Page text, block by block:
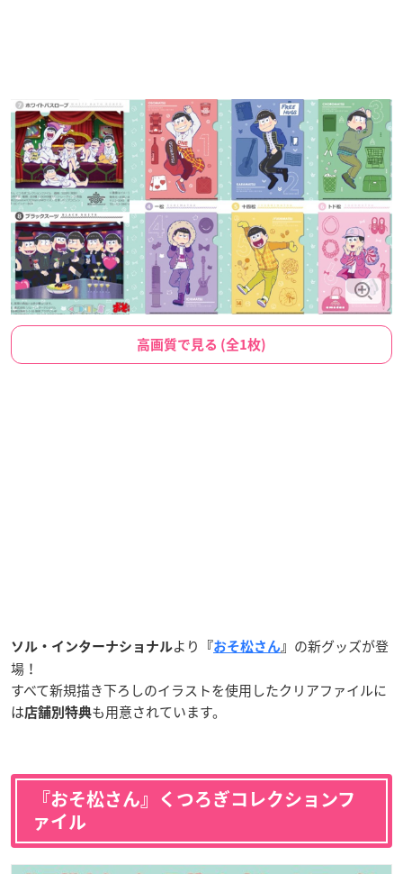
高画質で見る (全1枚)
ソル・インターナショナルより 『おそ松さん 』 の新グッズが登
場！
すべて新規描き下ろしのイラストを使用したクリアファイルに
は店舗別特典も用意されています。
『おそ松さん』くつろぎコレクションフ
ァイル